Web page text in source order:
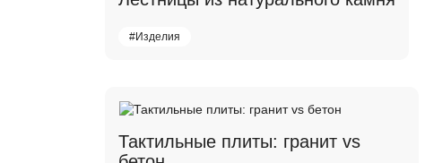
#Изделия
Тактильные плиты: гранит vs